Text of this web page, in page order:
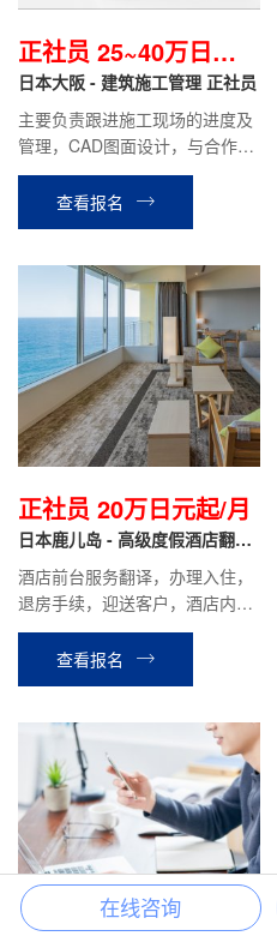
正社员 25~40万日元/
月
日本大阪 - 建筑施工管理 正社员
主要负责跟进施工现场的进度及
管理，CAD图面设计，与合作方
沟通，安全管理等工作。
查看报名
正社员 20万日元起/月
日本鹿儿岛 - 高级度假酒店翻译
酒店前台服务翻译，办理入住，
退房手续，迎送客户，酒店内设
施介绍引导，餐厅服务，客房整
理等酒店安排的相关工作。
查看报名
在线咨询